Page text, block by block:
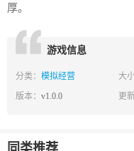
厚。
游戏信息
分类： 模拟经营 大
版本： v1.0.0 更
同类推荐